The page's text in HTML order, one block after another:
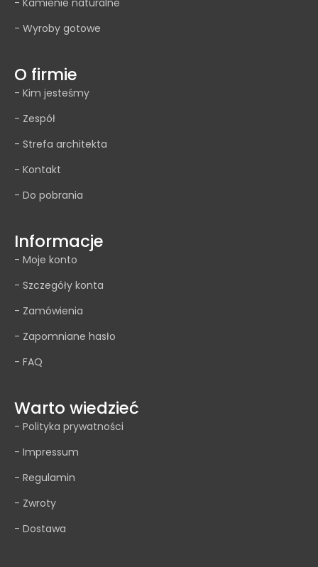
- Kamienie naturalne
- Wyroby gotowe
O firmie
- Kim jesteśmy
- Zespół
- Strefa architekta
- Kontakt
- Do pobrania
Informacje
- Moje konto
- Szczegóły konta
- Zamówienia
- Zapomniane hasło
- FAQ
Warto wiedzieć
- Polityka prywatności
- Impressum
- Regulamin
- Zwroty
- Dostawa